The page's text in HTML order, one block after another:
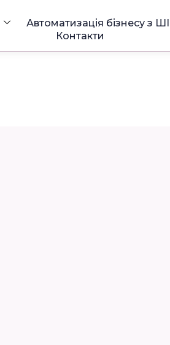
Автоматизація бізнесу з ШІ
Контакти